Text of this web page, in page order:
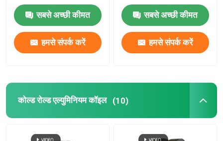
सबसे अच्छी कीमत
हमसे संपर्क करें
कॉइल 1100
सबसे अच्छी कीमत
हमसे संपर्क करें
कोल्ड रोल्ड एल्युमिनियम कॉइल (10)